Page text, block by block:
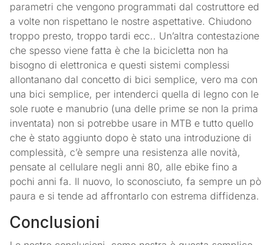
parametri che vengono programmati dal costruttore ed
a volte non rispettano le nostre aspettative. Chiudono
troppo presto, troppo tardi ecc.. Un’altra contestazione
che spesso viene fatta è che la bicicletta non ha
bisogno di elettronica e questi sistemi complessi
allontanano dal concetto di bici semplice, vero ma con
una bici semplice, per intenderci quella di legno con le
sole ruote e manubrio (una delle prime se non la prima
inventata) non si potrebbe usare in MTB e tutto quello
che è stato aggiunto dopo è stato una introduzione di
complessità, c’è sempre una resistenza alle novità,
pensate al cellulare negli anni 80, alle ebike fino a
pochi anni fa. Il nuovo, lo sconosciuto, fa sempre un pò
paura e si tende ad affrontarlo con estrema diffidenza.
Conclusioni